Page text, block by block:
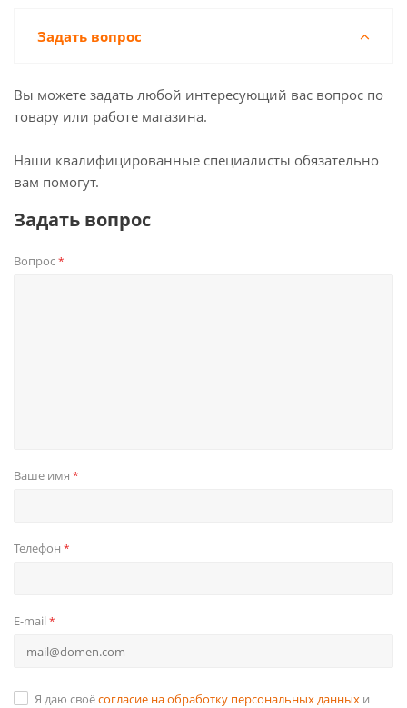
Задать вопрос
Вы можете задать любой интересующий вас вопрос по
товару или работе магазина.
Наши квалифицированные специалисты обязательно
вам помогут.
Задать вопрос
Вопрос*
Ваше имя *
Телефон *
E-mail *
Я даю своёсогласие на обработку персональных данных и